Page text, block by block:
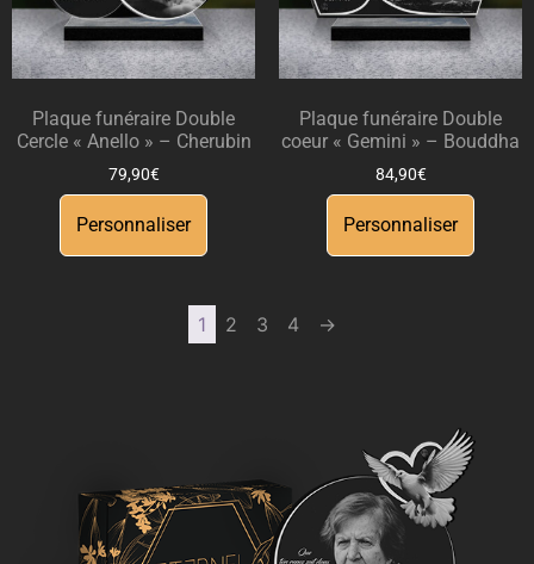
Plaque funéraire Double
Cercle « Anello » – Cherubin
79,90€
Personnaliser
Plaque funéraire Double
coeur « Gemini » – Bouddha
84,90€
Personnaliser
1 2 3 4 →